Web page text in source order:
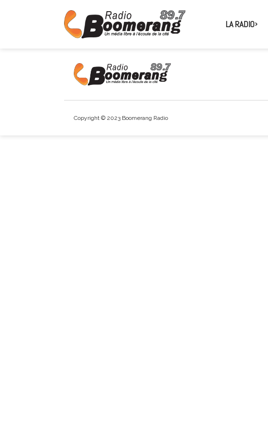
LA RADIO
Copyright © 2023 Boomerang Radio